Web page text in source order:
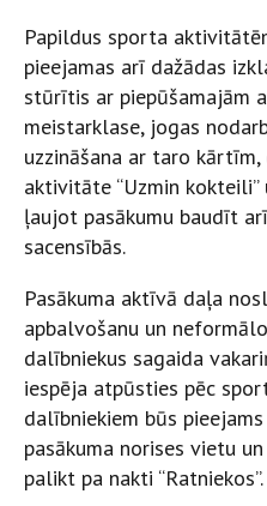
Papildus sporta
pieejamas arī dažādas
stūrītis ar piepūšamajām
meistarklase, jogas
uzzināšana ar taro
aktivitāte “Uzmin
ļaujot pasākumu baudīt
sacensībās.
Pasākuma aktīvā daļa
apbalvošanu un
dalībniekus sagaida
iespēja atpūsties pēc
dalībniekiem būs
pasākuma norises vietu
palikt pa nakti “Ratniekos”.